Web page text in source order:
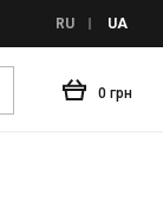
RU UA
0 грн